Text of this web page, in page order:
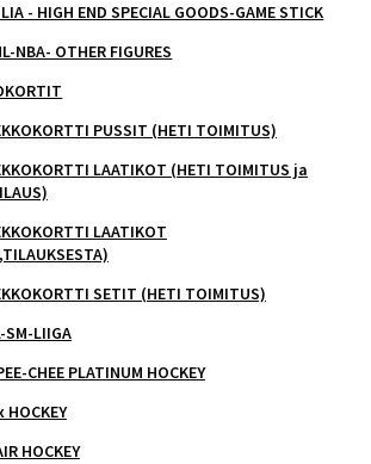
- HIGH END SPECIAL GOODS-GAME STICK
NBA- OTHER FIGURES
PUSSIT (HETI TOIMITUS)
LAATIKOT (HETI TOIMITUS ja
LAATIKOT
SETIT (HETI TOIMITUS)
SM-LIIGA
CHEE PLATINUM HOCKEY
HOCKEY
HOCKEY